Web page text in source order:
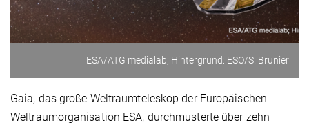
ESA/ATG medialab; Hintergrund: ESO/S. Brunier
Gaia, das große Weltraumteleskop der Europäischen
Weltraumorganisation ESA, durchmusterte über zehn